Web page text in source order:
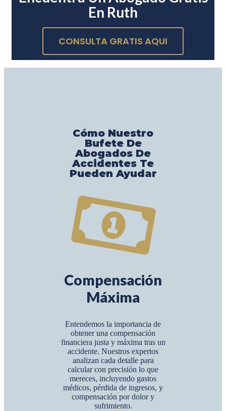
En Ruth
CONSULTA GRATIS AQUI
Cómo Nuestro
Bufete De
Abogados De
Accidentes Te
Pueden Ayudar
Compensación
Máxima
Entendemos la importancia de
obtener una compensación
financiera justa y máxima tras un
accidente. Nuestros expertos
analizan cada detalle para
calcular con precisión lo que
mereces, incluyendo gastos
médicos, pérdida de ingresos, y
compensación por dolor y
sufrimiento.